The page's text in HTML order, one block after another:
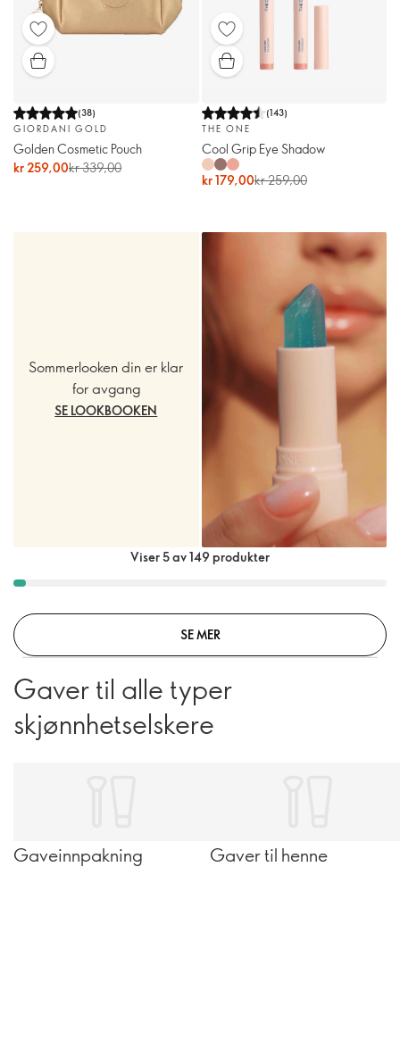
(38)
GIORDANI GOLD
Golden Cosmetic Pouch
kr 259,00kr 339,00
(143)
THE ONE
Cool Grip Eye Shadow
kr 179,00kr 259,00
Sommerlooken din er klar
for avgang
SE LOOKBOOKEN
Viser 5 av 149 produkter
SE MER
Gaver til alle typer
skjønnhetselskere
Gaveinnpakning Gaver til henne